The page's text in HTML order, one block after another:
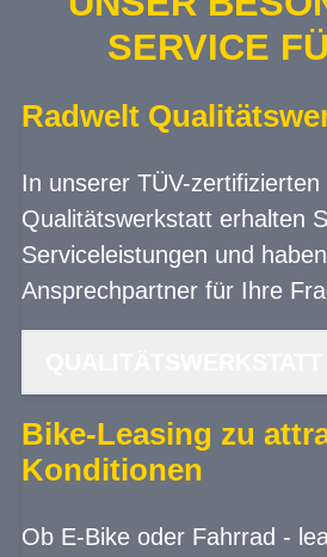
SERVICE
Radwelt
In unserer TÜV-zertifizierten
Qualitätswerkstatt erhalten
Serviceleistungen und
Ansprechpartner für Ihre
Bike-Leasing zu
Konditionen
Ob E-Bike oder Fahrrad -